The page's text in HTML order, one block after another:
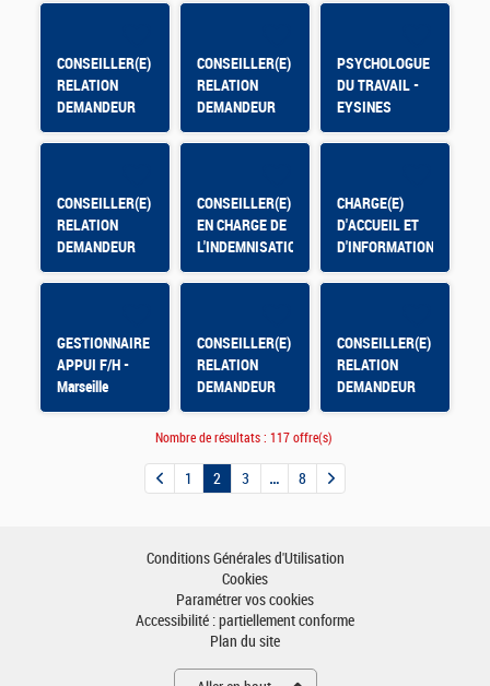
CONSEILLER(E)
RELATION
DEMANDEUR
D'EMPLOI -
CONSEILLER(E)
RELATION
DEMANDEUR
D'EMPLOI - AFT
PROVENCE
ISTRES /
OUEST
MIRAMAS
PSYCHOLOGUE
DU TRAVAIL -
EYSINES
CONSEILLER(E)
RELATION
DEMANDEUR
D'EMPLOI
CONSEILLER(E)
EN CHARGE DE
L'INDEMNISATION
- ACS Paris
CHARGE(E)
D'ACCUEIL ET
D'INFORMATION
/ RABATAU
GESTIONNAIRE
APPUI F/H -
Marseille
Rabatau
CONSEILLER(E)
RELATION
DEMANDEUR
D'EMPLOI -
NIORT
CONSEILLER(E)
RELATION
DEMANDEUR
D'EMPLOI -
Nombre de résultats : 117 offre(s)
1 2 3 8
Conditions Générales d'Utilisation
Cookies
Paramétrer vos cookies
Accessibilité : partiellement conforme
Plan du site